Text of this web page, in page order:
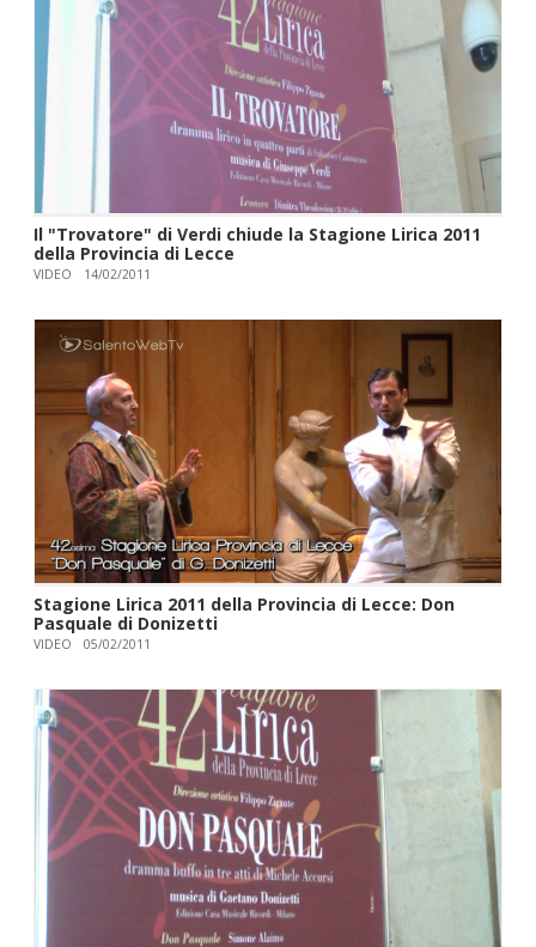
Il "Trovatore" di Verdi chiude la Stagione Lirica 2011
della Provincia di Lecce
VIDEO 14/02/2011
Stagione Lirica 2011 della Provincia di Lecce: Don
Pasquale di Donizetti
VIDEO 05/02/2011